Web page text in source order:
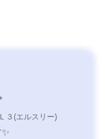
３(エルスリー)